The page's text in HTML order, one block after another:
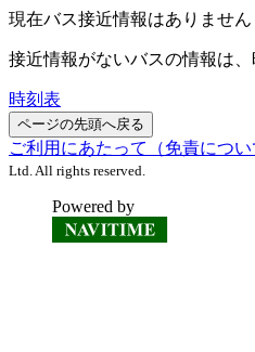
現在バス接近情報はありません
接近情報がないバスの情報は、
時刻表
ページの先頭へ戻る
ご利用にあたって（免責につい
Ltd. All rights reserved.
Powered by